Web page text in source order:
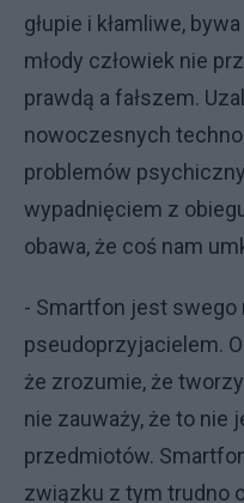
głupie i kłamliwe,
młody człowiek nie
prawdą a fałszem.
nowoczesnych
problemów
wypadnięciem z
obawa, że coś nam
- Smartfon jest swego
pseudoprzyjacielem.
że zrozumie, że
nie zauważy, że to nie
przedmiotów.
związku z tym trudno